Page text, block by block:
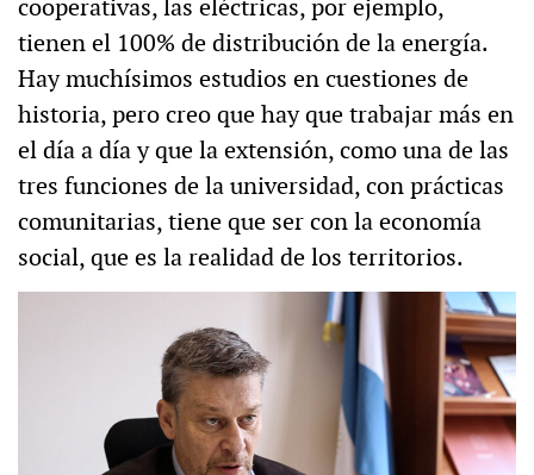
cooperativas, las eléctricas, por ejemplo,
tienen el 100% de distribución de la energía.
Hay muchísimos estudios en cuestiones de
historia, pero creo que hay que trabajar más en
el día a día y que la extensión, como una de las
tres funciones de la universidad, con prácticas
comunitarias, tiene que ser con la economía
social, que es la realidad de los territorios.